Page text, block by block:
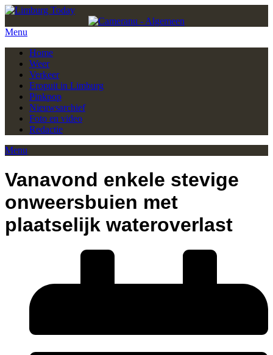
Menu
Home
Weer
Verkeer
Eropuit in Limburg
Pinkpop
Nieuwsarchief
Foto en video
Redactie
Menu
Vanavond enkele stevige
onweersbuien met
plaatselijk wateroverlast